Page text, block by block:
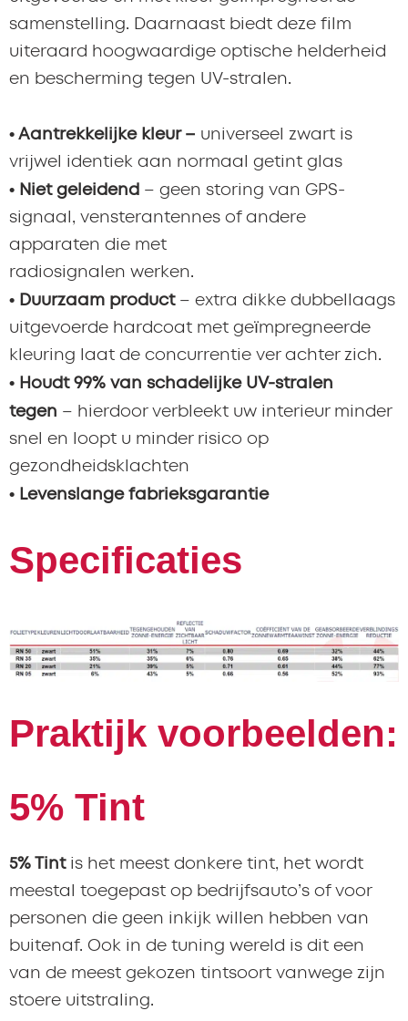
samenstelling. Daarnaast biedt deze film
uiteraard hoogwaardige optische helderheid
en bescherming tegen UV-stralen.
• Aantrekkelijke kleur – universeel zwart is
vrijwel identiek aan normaal getint glas
• Niet geleidend – geen storing van GPS-
signaal, vensterantennes of andere
apparaten die met
radiosignalen werken.
• Duurzaam product– extra dikke dubbellaags
uitgevoerde hardcoat met geïmpregneerde
kleuring laat de concurrentie ver achter zich.
• Houdt 99% van schadelijke UV-stralen
tegen – hierdoor verbleekt uw interieur minder
snel en loopt u minder risico op
gezondheidsklachten
• Levenslange fabrieksgarantie
Specificaties
Praktijk voorbeelden:
5% Tint
5% Tint is het meest donkere tint, het wordt
meestal toegepast op bedrijfsauto’s of voor
personen die geen inkijk willen hebben van
buitenaf. Ook in de tuning wereld is dit een
van de meest gekozen tintsoort vanwege zijn
stoere uitstraling.